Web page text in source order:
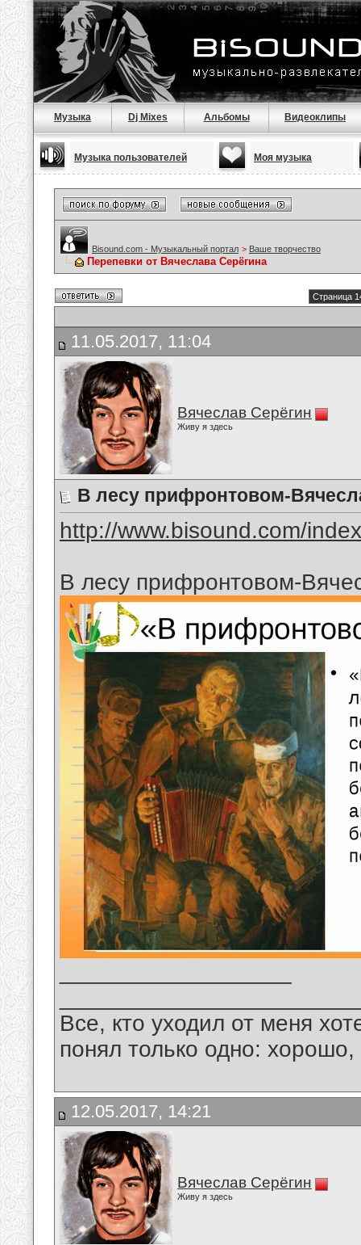
Музыка Dj Mixes Альбомы Видеоклипы
Музыка пользователей Моя музыка
Bisound.com - Музыкальный портал > Ваше творчество
Перепевки от Вячеслава Серёгина
Страница
11.05.2017, 11:04
Вячеслав Серёгин
Живу я здесь
В лесу прифронтовом-
http://www.bisound.com/
В лесу прифронтовом-
Все, кто уходил от меня
понял только одно:
12.05.2017, 14:21
Вячеслав Серёгин
Живу я здесь